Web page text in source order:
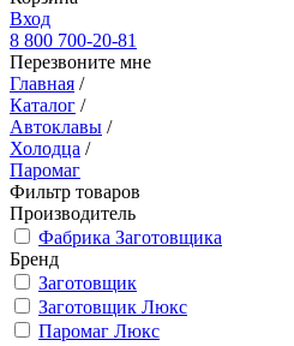
Вход
8 800 700-20-81
Перезвоните мне
Главная /
Каталог /
Автоклавы /
Холодца /
Паромаг
Фильтр товаров
Производитель
Фабрика Заготовщика
Бренд
Заготовщик
Заготовщик Люкс
Паромаг Люкс